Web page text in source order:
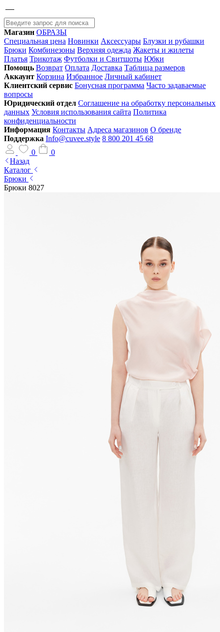
Магазин ОБРАЗЫ
Специальная цена Новинки Аксессуары Блузки и рубашки
Брюки Комбинезоны Верхняя одежда Жакеты и жилеты
Платья Трикотаж Футболки и Свитшоты Юбки
Помощь Возврат Оплата Доставка Таблица размеров
Аккаунт Корзина Избранное Личный кабинет
Клиентский сервис Бонусная программа Часто задаваемые
вопросы
Юридический отдел Соглашение на обработку персональных
данных Условия использования сайта Политика
конфиденциальности
Информация Контакты Адреса магазинов О бренде
Поддержка Info@cuvee.style 8 800 201 45 68
0
0
Назад
Каталог
Брюки
Брюки 8027